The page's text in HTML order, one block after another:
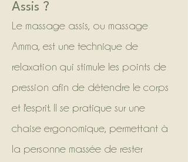
Assis ?
Le massage assis, ou massage
Amma, est une technique de
relaxation qui stimule les points de
pression afin de détendre le corps
et l'esprit. Il se pratique sur une
chaise ergonomique, permettant à
la personne massée de rester